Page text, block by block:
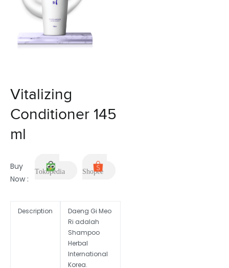
Vitalizing
Conditioner 145
ml
Buy
Now :
Tokopedia Shopee
Description
Daeng Gi Meo
Ri adalah
Shampoo
Herbal
International
Korea.